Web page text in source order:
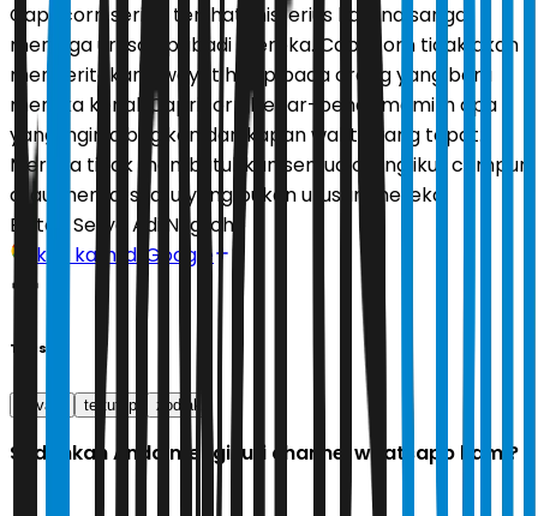
Capricorn sering terlihat misterius karena sangat
menjaga urusan pribadi mereka. Capricorn tidak akan
menceritakan riwayat hidup pada orang yang baru
mereka kenal. Capricorn benar-benar memilih apa
yang ingin dibagikan dan kapan waktu yang tepat.
Mereka tidak membutuhkan semua orang ikut campur
atau menilai suatu yang bukan urusan mereka.
Editor: Setyo Adi Nugroho
Ikuti kami di Google
Tags
privasi tertutup zodiak
Sudahkah Anda mengikuti channel whatsapp kami?